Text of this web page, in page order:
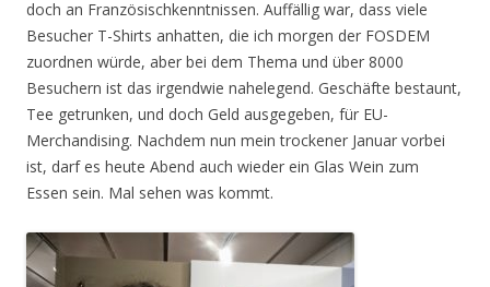
doch an Französischkenntnissen. Auffällig war, dass viele
Besucher T-Shirts anhatten, die ich morgen der FOSDEM
zuordnen würde, aber bei dem Thema und über 8000
Besuchern ist das irgendwie nahelegend. Geschäfte bestaunt,
Tee getrunken, und doch Geld ausgegeben, für EU-
Merchandising. Nachdem nun mein trockener Januar vorbei
ist, darf es heute Abend auch wieder ein Glas Wein zum
Essen sein. Mal sehen was kommt.